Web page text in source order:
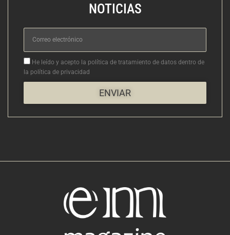
NOTICIAS
Correo
electrónico
Aceptacion
He leído y acepto la política de tratamiento de datos dentro de
la política de privacidad
ENVIAR